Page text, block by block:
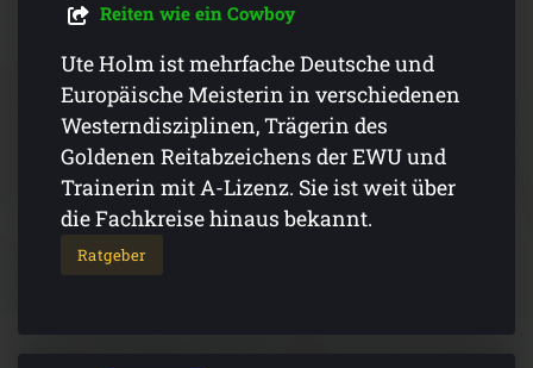
Reiten wie ein Cowboy
Ute Holm ist mehrfache Deutsche und
Europäische Meisterin in verschiedenen
Westerndisziplinen, Trägerin des
Goldenen Reitabzeichens der EWU und
Trainerin mit A-Lizenz. Sie ist weit über
die Fachkreise hinaus bekannt.
Ratgeber